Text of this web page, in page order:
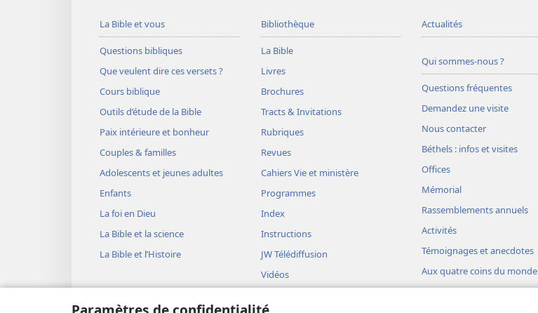
La Bible et vous
Questions bibliques
Que veulent dire ces versets ?
Cours biblique
Outils d’étude de la Bible
Paix intérieure et bonheur
Couples & familles
Adolescents et jeunes adultes
Enfants
La foi en Dieu
La Bible et la science
La Bible et l’Histoire
Bibliothèque
La Bible
Livres
Brochures
Tracts & Invitations
Rubriques
Revues
Cahiers Vie et ministère
Programmes
Index
Instructions
JW Télédiffusion
Vidéos
Actualités
Qui sommes-nous ?
Questions fréquentes
Demandez une visite
Nous contacter
Béthels : infos et visites
Offices
Mémorial
Rassemblements annuels
Activités
Témoignages et anecdotes
Aux quatre coins du monde